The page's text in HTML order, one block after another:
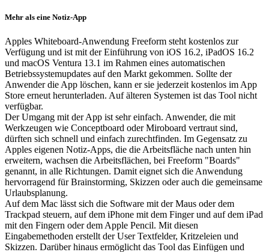
Mehr als eine Notiz-App
Apples Whiteboard-Anwendung Freeform steht kostenlos zur
Verfügung und ist mit der Einführung von iOS 16.2, iPad­OS 16.2
und macOS Ventura 13.1 im Rahmen eines automatischen
Betriebssystemupdates auf den Markt gekommen. Sollte der
Anwender die App löschen, kann er sie jederzeit kostenlos im App
Store erneut herunterladen. Auf älteren Systemen ist das Tool nicht
verfügbar.
Der Umgang mit der App ist sehr einfach. Anwender, die mit
Werkzeugen wie Conceptboard oder Miroboard vertraut sind,
dürften sich schnell und einfach zurechtfinden. Im Gegensatz zu
Apples eigenen Notiz-Apps, die die Arbeitsfläche nach unten hin
erweitern, wachsen die Arbeitsflächen, bei Freeform "Boards"
genannt, in alle Richtungen. Damit eignet sich die Anwendung
hervorragend für Brainstorming, Skizzen oder auch die gemeinsame
Urlaubsplanung.
Auf dem Mac lässt sich die Software mit der Maus oder dem
Trackpad steuern, auf dem iPhone mit dem Finger und auf dem iPad
mit den Fingern oder dem Apple Pencil. Mit diesen
Eingabemethoden erstellt der User Textfelder, Kritzeleien und
Skizzen. Darüber hinaus ermöglicht das Tool das Einfügen und